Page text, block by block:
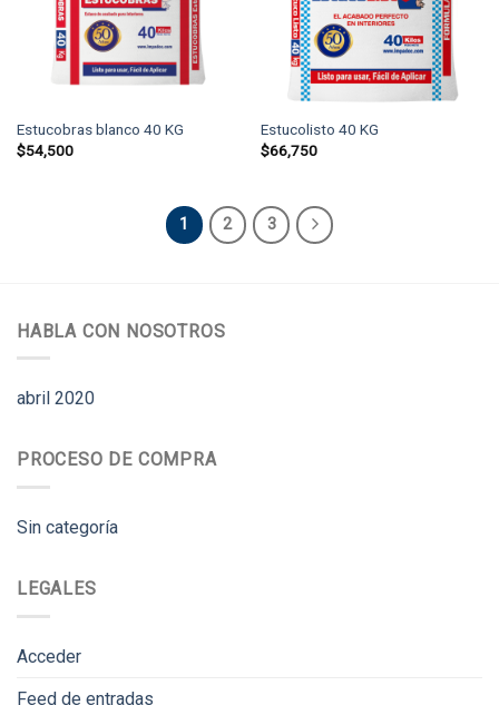
Estucobras blanco 40 KG
$54,500
Estucolisto 40 KG
$66,750
1 2 3
HABLA CON NOSOTROS
abril 2020
PROCESO DE COMPRA
Sin categoría
LEGALES
Acceder
Feed de entradas